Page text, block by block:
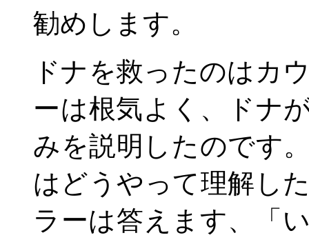
勧めします。
ドナを救ったのはカ
ーは根気よく、ドナ
みを説明したのです
はどうやって理解し
ラーは答えます、「